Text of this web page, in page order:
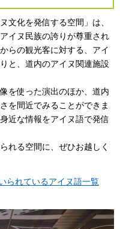
文化を発信する空間」は、
イヌ民族の誇りが尊重され
らの観光客に対する、アイ
と、道内のアイヌ関連施設
を使った演出のほか、道内
を間近でみることができま
近な情報をアイヌ語で発信
れる空間に、ぜひお越しく
られているアイヌ語一覧